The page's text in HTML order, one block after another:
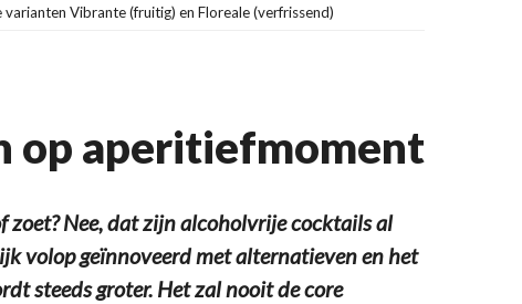
Vibrante (fruitig) en Floreale (verfrissend)
op aperitiefmoment
zoet? Nee, dat zijn alcoholvrije cocktails al
volop geïnnoveerd met alternatieven en het
steeds groter. Het zal nooit de core